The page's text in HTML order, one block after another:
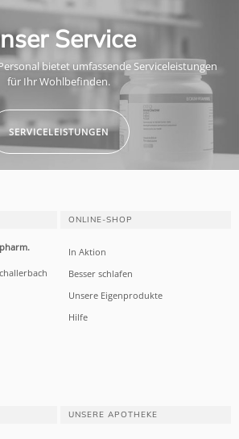
Service
bietet umfassende Serviceleistungen
für Ihr Wohlbefinden.
SERVICELEISTUNGEN
ONLINE-SHOP
In Aktion
Besser schlafen
Unsere Eigenprodukte
Hilfe
UNSERE APOTHEKE